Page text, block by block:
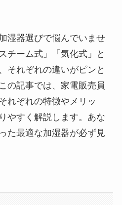
湿器選びで悩んでいませ
チーム式」「気化式」と
それぞれの違いがピンと
の記事では、家電販売員
れぞれの特徴やメリッ
やすく解説します。あな
た最適な加湿器が必ず見